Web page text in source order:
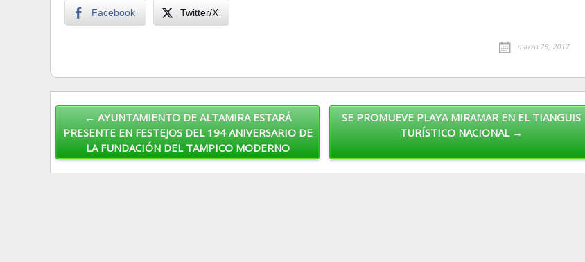
Facebook Twitter/X
marzo 29, 2017
SE PROMUEVE PLAYA MIRAMAR EN EL TIANGUIS
TURÍSTICO NACIONAL →
← AYUNTAMIENTO DE ALTAMIRA ESTARÁ
PRESENTE EN FESTEJOS DEL 194 ANIVERSARIO DE
LA FUNDACIÓN DEL TAMPICO MODERNO